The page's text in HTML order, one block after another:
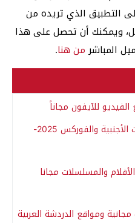
التطبيق الذي تريده من
ويمكنك أن تحصل على هذا
المباشر من هنا.
أفضل تطبيقات تداول العملات الأجنبية والفوركس 2025-
الأفلام والمسلسلات مجانا
ومواقع الدردشة العربية